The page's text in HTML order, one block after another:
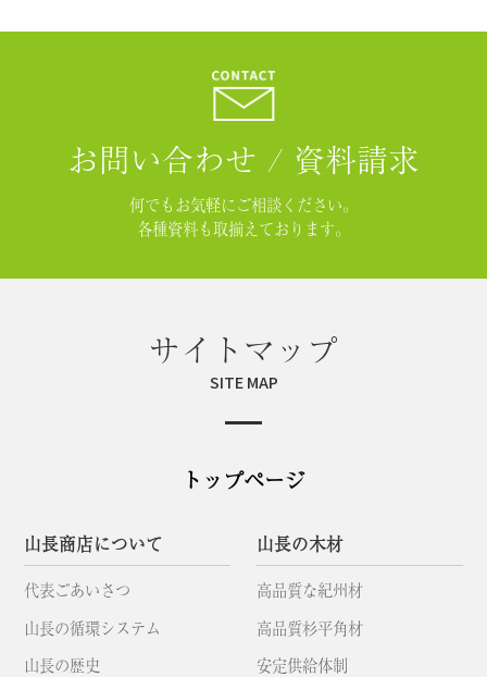
お問い合わせ / 資料請求
何でもお気軽にご相談ください。
各種資料も取揃えております。
サイトマップ
SITE MAP
トップページ
山長商店について
代表ごあいさつ
山長の循環システム
山長の歴史
山長の木材
高品質な紀州材
高品質杉平角材
安定供給体制